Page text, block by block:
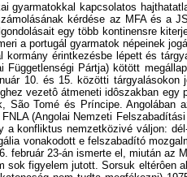
gyarmatokkal kapcsolatos
kérdése az MFA és a
egy több kontinensre
a portugál gyarmatok népeinek
kormány érintkezésbe lépett és
Pártja) kötött
10. és 15. közötti
vezetô átmeneti idôszakban
São Tomé és Príncipe.
(Angolai Nemzeti
konfliktus nemzetközivé váljon:
vonakodott e felszabadító
február 23-án ismerte el, miután az
sok figyelem jutott. Sorsuk